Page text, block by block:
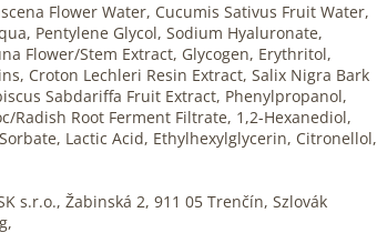
Flower Water, Cucumis Sativus Fruit Water,
Pentylene Glycol, Sodium Hyaluronate,
Flower/Stem Extract, Glycogen, Erythritol,
Croton Lechleri Resin Extract, Salix Nigra Bark
Sabdariffa Fruit Extract, Phenylpropanol,
Radish Root Ferment Filtrate, 1,2-Hexanediol,
Lactic Acid, Ethylhexylglycerin, Citronellol,
s.r.o., Žabinská 2, 911 05 Trenčín, Szlovák